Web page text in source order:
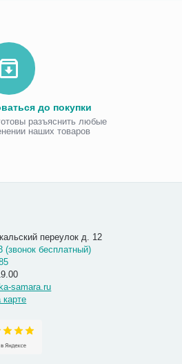
до покупки
разъяснить любые
наших товаров
переулок д. 12
(звонок бесплатный)
samara.ru
карте